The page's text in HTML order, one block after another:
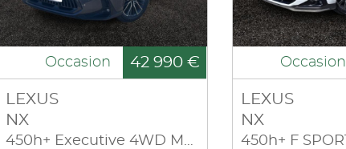
Occasion 42 990 €
LEXUS
NX
450h+ Executive 4WD MY24
Occasion
LEXUS
NX